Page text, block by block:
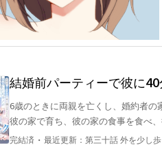
ブックマーク更新カレンダー
結婚前パーティーで彼に
すのを見て、翌日ニュー
6歳のときに両親を亡くし、婚約者の
彼の家で育ち、彼の家の食事を食べ
しなさい」と言われ続けた。
完結済 ・ 最近更新： 第三十話 外を少し